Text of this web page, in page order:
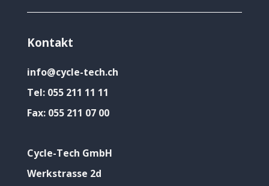
Kontakt
info@cycle-tech.ch
Tel: 055 211 11 11
Fax: 055 211 07 00
Cycle-Tech GmbH
Werkstrasse 2d